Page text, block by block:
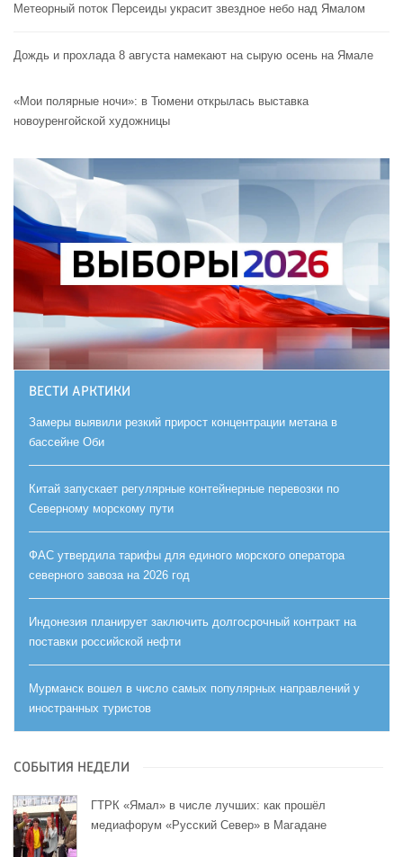
Метеорный поток Персеиды украсит звездное небо над Ямалом
Дождь и прохлада 8 августа намекают на сырую осень на Ямале
«Мои полярные ночи»: в Тюмени открылась выставка
новоуренгойской художницы
ВЕСТИ АРКТИКИ
Замеры выявили резкий прирост концентрации метана в
бассейне Оби
Китай запускает регулярные контейнерные перевозки по
Северному морскому пути
ФАС утвердила тарифы для единого морского оператора
северного завоза на 2026 год
Индонезия планирует заключить долгосрочный контракт на
поставки российской нефти
Мурманск вошел в число самых популярных направлений у
иностранных туристов
СОБЫТИЯ НЕДЕЛИ
ГТРК «Ямал» в числе лучших: как прошёл
медиафорум «Русский Север» в Магадане